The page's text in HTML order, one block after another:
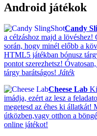
Android játékok
Candy
a célzáshoz majd a
során, hogy minél előbb a
HTML5 játékban bónusz
pontot szerezhetsz!
tárgy barátságos! Játék
Cheese Lab
imádja, ezért az lesz a
megetesd az éhes ki állatkát!
útközben,vagy otthon a
online játékot!